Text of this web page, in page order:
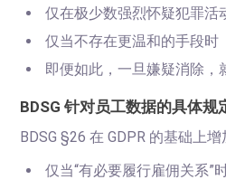
仅在极少数强烈怀疑犯罪活
仅当不存在更温和的手段时
即便如此，一旦嫌疑消除，
BDSG 针对员工数据的具体规
BDSG §26 在 GDPR 的基础上增
仅当“有必要履行雇佣关系”